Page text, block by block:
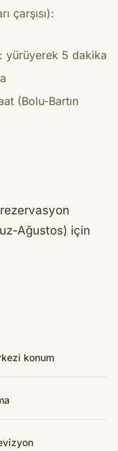
çarşısı):
yürüyerek 5 dakika
(Bolu-Bartın
Ağustos) için
konum